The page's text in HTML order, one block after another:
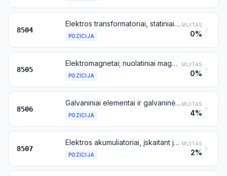
8504
Elektros transformatoriai, statiniai keitikliai (pavyzdžiui, lygintuvai) ir induktoriai
POZICIJA
MUITAS
0%
8505
Elektromagnetai; nuolatiniai magnetai ir gaminiai, kurie po įmagnetinimo gali tapti nuolatiniais magnetais; griebtuvai, spaustuvai ir panašūs laikikliai su elektromagnetais arba nuolatiniais magnetais; elektromagnetinės reguliuojamosios ir nereguliuojamosios sankabos bei stabdžiai; elektromagnetiniai kėlimo įrenginiai
POZICIJA
MUITAS
0%
8506
Galvaniniai elementai ir galvaninės baterijos
POZICIJA
MUITAS
4%
8507
Elektros akumuliatoriai, įskaitant jų skirtuvus (separatorius), stačiakampius (įskaitant kvadratinius) arba ne stačiakampius
POZICIJA
MUITAS
2%